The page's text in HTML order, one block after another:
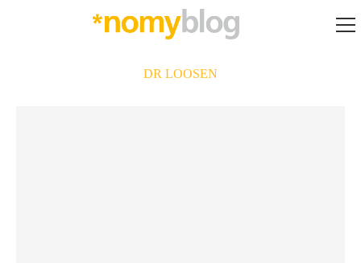
DR LOOSEN